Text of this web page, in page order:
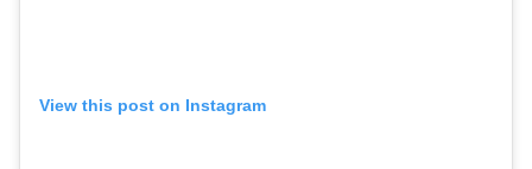
View this post on Instagram